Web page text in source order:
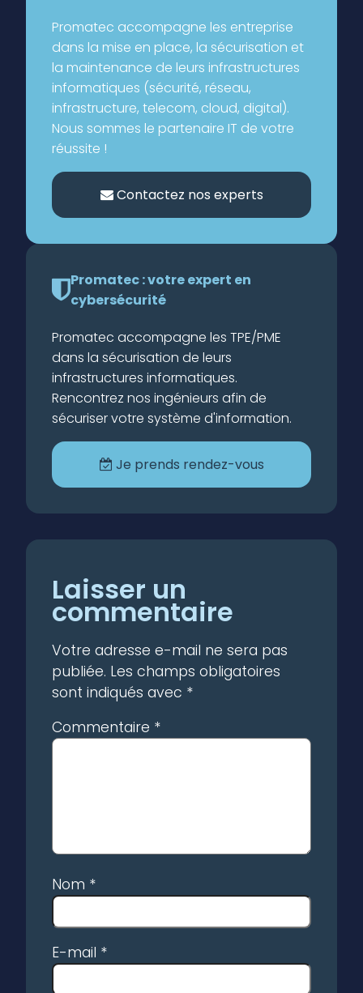
Promatec accompagne les entreprise
dans la mise en place, la sécurisation et
la maintenance de leurs infrastructures
informatiques (sécurité, réseau,
infrastructure, telecom, cloud, digital).
Nous sommes le partenaire IT de votre
réussite !
Contactez nos experts
Promatec : votre expert en
cybersécurité
Promatec accompagne les TPE/PME
dans la sécurisation de leurs
infrastructures informatiques.
Rencontrez nos ingénieurs afin de
sécuriser votre système d'information.
Je prends rendez-vous
Laisser un
commentaire
Votre adresse e-mail ne sera pas
publiée. Les champs obligatoires
sont indiqués avec *
Commentaire *
Nom *
E-mail *